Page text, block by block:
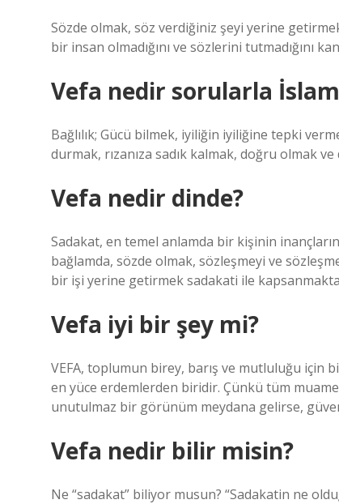
Sözde olmak, söz verdiğiniz şeyi yerine
bir insan olmadığını ve sözlerini tutmadığını
Vefa nedir sorularla
Bağlılık; Gücü bilmek, iyiliğin iyiliğine tepki
durmak, rızanıza sadık kalmak, doğru olmak
Vefa nedir dinde?
Sadakat, en temel anlamda bir kişinin
bağlamda, sözde olmak, sözleşmeyi ve
bir işi yerine getirmek sadakati ile
Vefa iyi bir şey mi?
VEFA, toplumun birey, barış ve mutluluğu için
en yüce erdemlerden biridir. Çünkü tüm
unutulmaz bir görünüm meydana gelirse,
Vefa nedir bilir misin?
Ne “sadakat” biliyor musun? “Sadakatin ne